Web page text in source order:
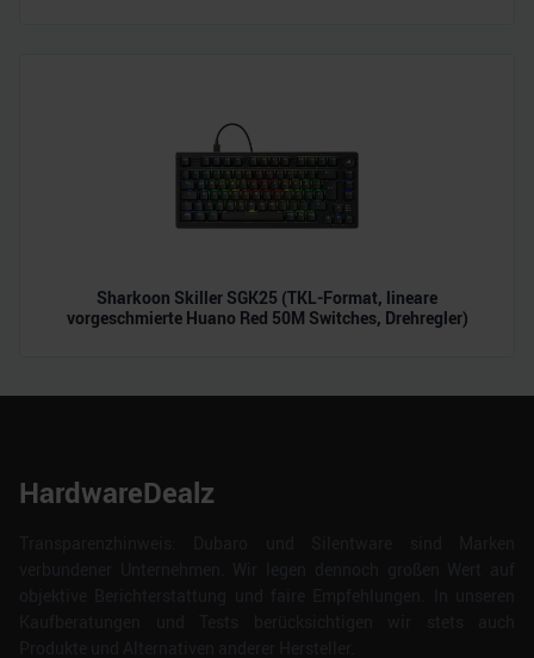
Sharkoon Skiller SGK25 (TKL-Format, lineare
vorgeschmierte Huano Red 50M Switches, Drehregler)
HardwareDealz